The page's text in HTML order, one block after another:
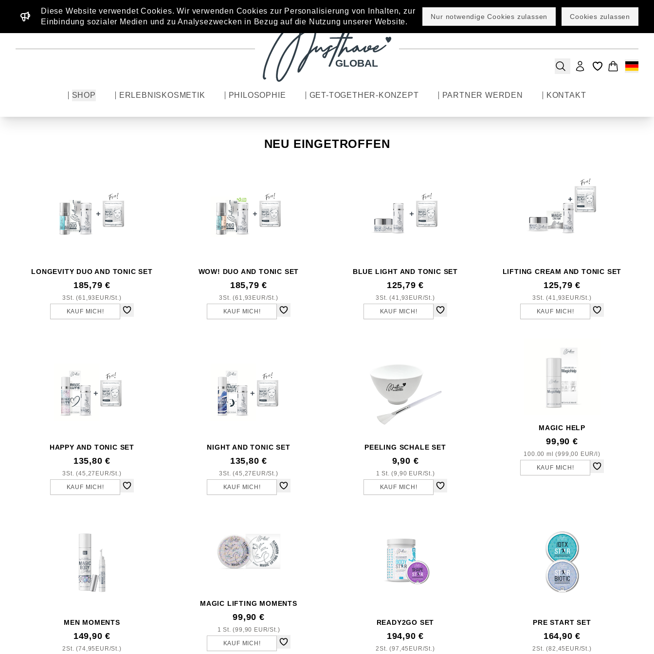
Diese Website verwendet Cookies. Wir verwenden Cookies zur Personalisierung von Inhalten, zur
Einbindung sozialer Medien und zu Analysezwecken in Bezug auf die Nutzung unserer Website.
Nur notwendige Cookies zulassen Cookies zulassen
GLOBAL
SHOP ERLEBNISKOSMETIK PHILOSOPHIE GET-TOGETHER-KONZEPT PARTNER WERDEN KONTAKT
NEU EINGETROFFEN
LONGEVITY DUO AND TONIC SET
185,79 €
3St. (61,93EUR/St.)
KAUF MICH!
WOW! DUO AND TONIC SET
185,79 €
3St. (61,93EUR/St.)
KAUF MICH!
BLUE LIGHT AND TONIC SET
125,79 €
3St. (41,93EUR/St.)
KAUF MICH!
LIFTING CREAM AND TONIC SET
125,79 €
3St. (41,93EUR/St.)
KAUF MICH!
HAPPY AND TONIC SET
135,80 €
3St. (45,27EUR/St.)
KAUF MICH!
NIGHT AND TONIC SET
135,80 €
3St. (45,27EUR/St.)
KAUF MICH!
PEELING SCHALE SET
9,90 €
1 St. (9,90 EUR/St.)
KAUF MICH!
MAGIC HELP
99,90 €
100.00 ml (999,00 EUR/l)
KAUF MICH!
MEN MOMENTS
149,90 €
2St. (74,95EUR/St.)
MAGIC LIFTING MOMENTS
99,90 €
1 St. (99,90 EUR/St.)
KAUF MICH!
READY2GO SET
194,90 €
2St. (97,45EUR/St.)
PRE START SET
164,90 €
2St. (82,45EUR/St.)